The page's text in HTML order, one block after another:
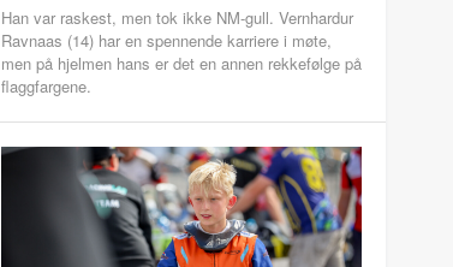
Han var raskest, men tok ikke NM-gull. Vernhardur
Ravnaas (14) har en spennende karriere i møte,
men på hjelmen hans er det en annen rekkefølge på
flaggfargene.